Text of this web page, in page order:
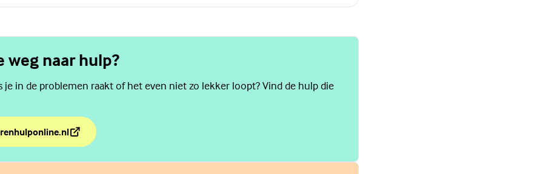
weg naar hulp?
je in de problemen raakt of het even niet zo lekker loopt? Vind de hulp die
weg naar hulp?